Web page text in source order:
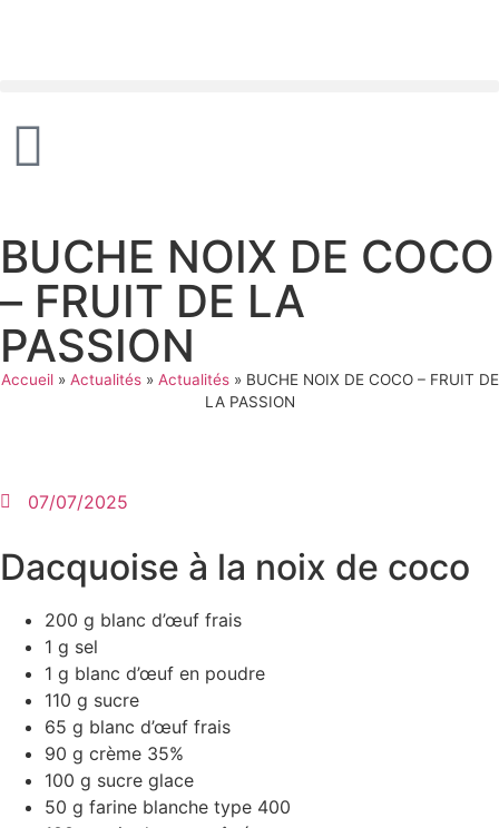
BUCHE NOIX DE COCO
– FRUIT DE LA
PASSION
Accueil» Actualités» Actualités» BUCHE NOIX DE COCO – FRUIT DE
LA PASSION
07/07/2025
Dacquoise à la noix de coco
200 g blanc d’œuf frais
1 g sel
1 g blanc d’œuf en poudre
110 g sucre
65 g blanc d’œuf frais
90 g crème 35%
100 g sucre glace
50 g farine blanche type 400